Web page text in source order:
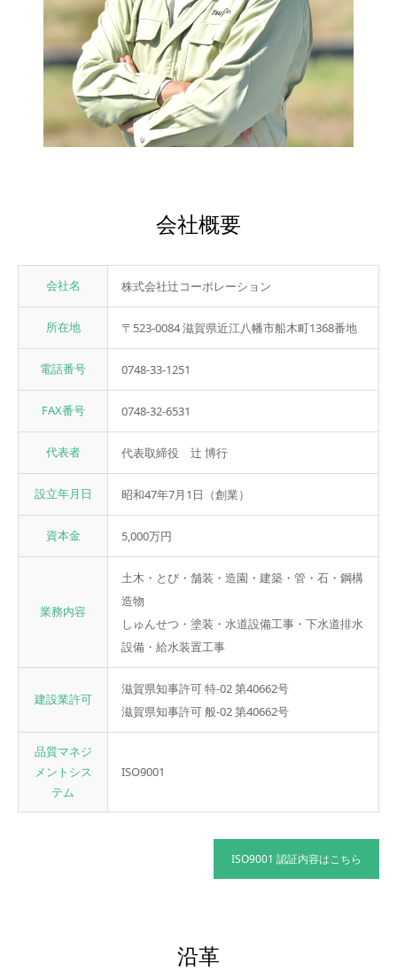
会社概要
会社名 株式会社辻󠄀コーポレーション
所在地 〒523-0084 滋賀県近江八幡市船木町1368番地
電話番号 0748-33-1251
FAX番号 0748-32-6531
代表者 代表取締役 辻󠄀 博行
設立年月日 昭和47年7月1日（創業）
資本金 5,000万円
業務内容
土木・とび・舗装・造園・建築・管・石・鋼構
造物
しゅんせつ・塗装・水道設備工事・下水道排水
設備・給水装置工事
建設業許可
滋賀県知事許可 特-02 第40662号
滋賀県知事許可 般-02 第40662号
品質マネジ
メントシス
テム
ISO9001
ISO9001 認証内容はこちら
沿革